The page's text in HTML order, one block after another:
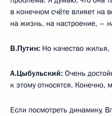
в конечном счёте влияет на
на жизнь, на настроение, –
В.Путин: Но качество
А.Цыбульский: Очень
к этому относятся. Конечно,
Если посмотреть динамику,